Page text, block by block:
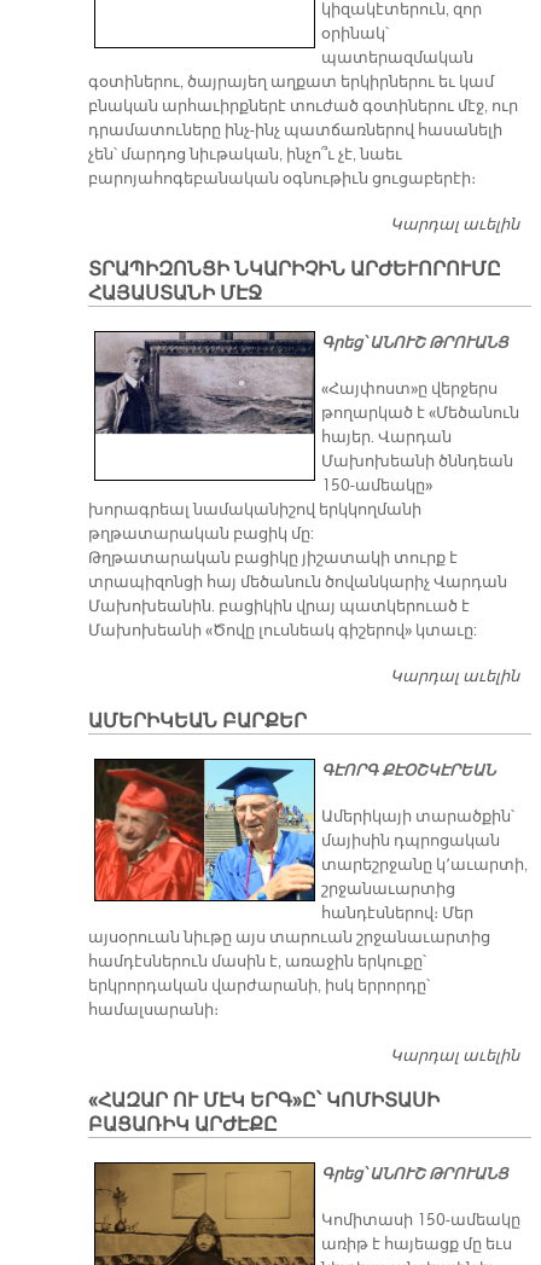
կիզակէտերուն, զոր
օրինակ՝
պատերազմական
գօտիներու, ծայրայեղ աղքատ երկիրներու եւ կամ
բնական արհաւիրքներէ տուժած գօտիներու մէջ, ուր
դրամատուները ինչ-ինչ պատճառներով հասանելի
չեն՝ մարդոց նիւթական, ինչո՞ւ չէ, նաեւ
բարոյահոգեբանական օգնութիւն ցուցաբերէի։
Կարդալ աւելին
ՏՐԱՊԻԶՈՆՑԻ ՆԿԱՐԻՉԻՆ ԱՐԺԵՒՈՐՈՒՄԸ
ՀԱՅԱՍՏԱՆԻ ՄԷՋ
Գրեց՝ ԱՆՈՒՇ ԹՐՈՒԱՆՑ
«Հայփոստ»ը վերջերս
թողարկած է «Մեծանուն
հայեր. Վարդան
Մախոխեանի ծննդեան
150-ամեակը»
խորագրեալ նամականիշով երկկողմանի
թղթատարական բացիկ մը:
Թղթատարական բացիկը յիշատակի տուրք է
տրապիզոնցի հայ մեծանուն ծովանկարիչ Վարդան
Մախոխեանին. բացիկին վրայ պատկերուած է
Մախոխեանի «Ծովը լուսնեակ գիշերով» կտաւը:
Կարդալ աւելին
ԱՄԵՐԻԿԵԱՆ ԲԱՐՔԵՐ
ԳԷՈՐԳ ՔԷՕՇԿԷՐԵԱՆ
Ամերիկայի տարածքին՝
մայիսին դպրոցական
տարեշրջանը կ՚աւարտի,
շրջանաւարտից
հանդէսներով։ Մեր
այսօրուան նիւթը այս տարուան շրջանաւարտից
համդէսներուն մասին է, առաջին երկուքը՝
երկրորդական վարժարանի, իսկ երրորդը՝
համալսարանի։
Կարդալ աւելին
«ՀԱԶԱՐ ՈՒ ՄԷԿ ԵՐԳ»Ը՝ ԿՈՄԻՏԱՍԻ
ԲԱՑԱՌԻԿ ԱՐԺԷՔԸ
Գրեց՝ ԱՆՈՒՇ ԹՐՈՒԱՆՑ
Կոմիտասի 150-ամեակը
առիթ է հայեացք մը եւս